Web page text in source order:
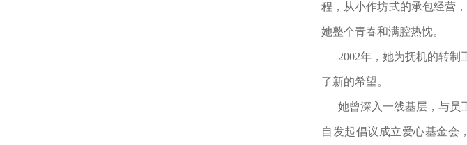
程，从小作坊式的承包经营
她整个青春和满腔热忱。
2002年，她为抚机的转制
了新的希望。
她曾深入一线基层，与员
自发起倡议成立爱心基金会